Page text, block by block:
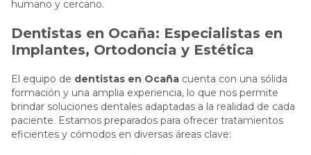
humano y cercano.
Dentistas en Ocaña: Especialistas en
Implantes, Ortodoncia y Estética
El equipo de dentistas en Ocaña cuenta con una sólida
formación y una amplia experiencia, lo que nos permite
brindar soluciones dentales adaptadas a la realidad de cada
paciente. Estamos preparados para ofrecer tratamientos
eficientes y cómodos en diversas áreas clave: